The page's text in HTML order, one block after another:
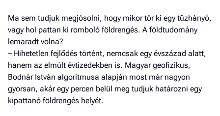
Ma sem tudjuk megjósolni, hogy mikor tör ki egy tűzhányó,
vagy hol pattan ki romboló földrengés. A földtudomány
lemaradt volna?
– Hihetetlen fejlődés történt, nemcsak egy évszázad alatt,
hanem az elmúlt évtizedekben is. Magyar geofizikus,
Bodnár István algoritmusa alapján most már nagyon
gyorsan, akár egy percen belül meg tudjuk határozni egy
kipattanó földrengés helyét.